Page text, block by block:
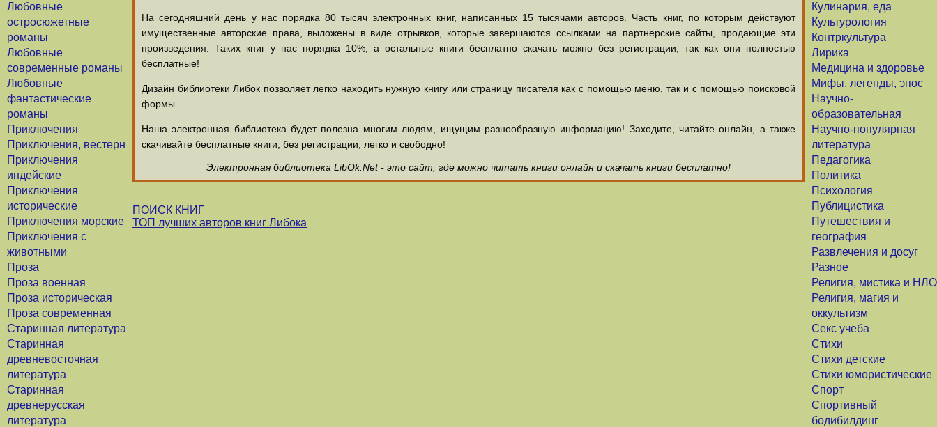
Любовные
остросюжетные
романы
Любовные
современные романы
Любовные
фантастические
романы
Приключения
Приключения, вестерн
Приключения
индейские
Приключения
исторические
Приключения морские
Приключения с
животными
Проза
Проза военная
Проза историческая
Проза современная
Старинная литература
Старинная
древневосточная
литература
Старинная
древнерусская
литература
Кулинария, еда
Культурология
Контркультура
Лирика
Медицина и здоровье
Мифы, легенды, эпос
Научно-
образовательная
Научно-популярная
литература
Педагогика
Политика
Психология
Публицистика
Путешествия и
география
Развлечения и досуг
Разное
Религия, мистика и НЛО
Религия, магия и
оккультизм
Секс учеба
Стихи
Стихи детские
Стихи юмористические
Спорт
Спортивный
бодибилдинг
На сегодняшний день у нас порядка 80 тысяч электронных книг, написанных 15 тысячами авторов. Часть книг, по которым действуют
имущественные авторские права, выложены в виде отрывков, которые завершаются ссылками на партнерские сайты, продающие эти
произведения. Таких книг у нас порядка 10%, а остальные книги бесплатно скачать можно без регистрации, так как они полностью
бесплатные!
Дизайн библиотеки Либок позволяет легко находить нужную книгу или страницу писателя как с помощью меню, так и с помощью поисковой
формы.
Наша электронная библиотека будет полезна многим людям, ищущим разнообразную информацию! Заходите, читайте онлайн, а также
скачивайте бесплатные книги, без регистрации, легко и свободно!
Электронная библиотека LibOk.Net - это сайт, где можно читать книги онлайн и скачать книги бесплатно!
ПОИСК КНИГ
ТОП лучших авторов книг Либока